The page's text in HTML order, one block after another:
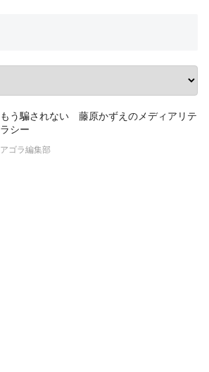
もう騙されない 藤原かずえのメディアリテ
ラシー
アゴラ編集部